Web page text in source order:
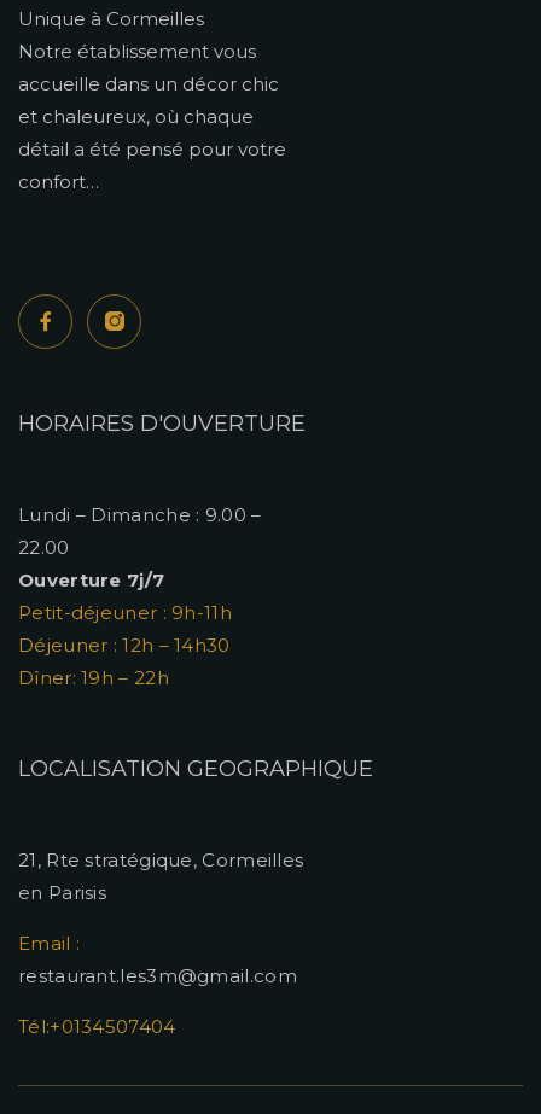
Unique à Cormeilles
Notre établissement vous
accueille dans un décor chic
et chaleureux, où chaque
détail a été pensé pour votre
confort…
HORAIRES D'OUVERTURE
Lundi – Dimanche : 9.00 –
22.00
Ouverture 7j/7
Petit-déjeuner : 9h-11h
Déjeuner : 12h – 14h30
Dîner: 19h – 22h
LOCALISATION GEOGRAPHIQUE
21, Rte stratégique, Cormeilles
en Parisis
Email :
restaurant.les3m@gmail.com
Tél:+0134507404